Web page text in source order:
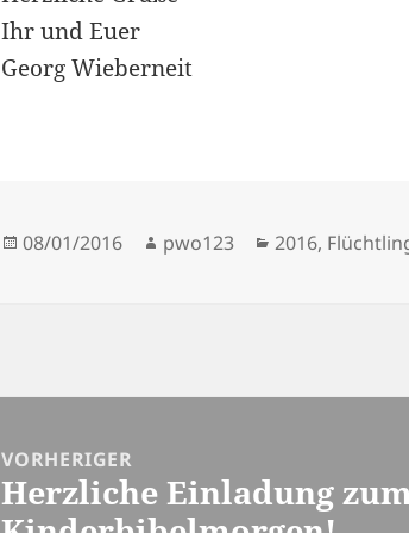
Ihr und Euer
Georg Wieberneit
Veröffentlicht
08/01/2016 Autor
pwo123 Kategorien
2016,
VORHERIGER
Vorheriger
Beitrag:
Herzliche Einladung